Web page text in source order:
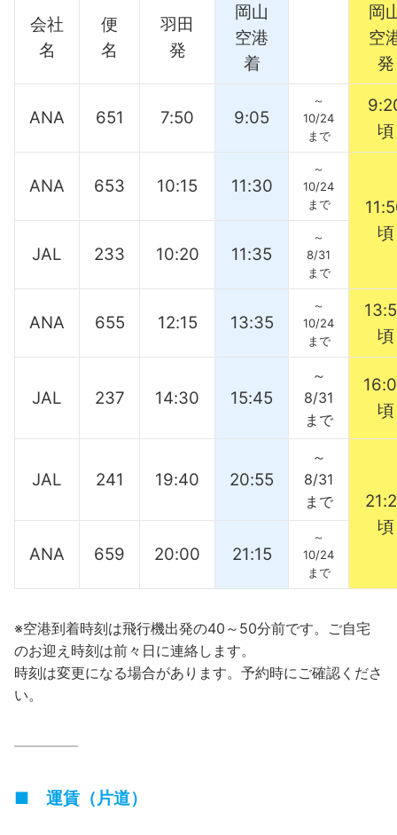
会社
名
便
名
羽田
発
岡山
空港
着
岡
空
発
ANA 651 7:50 9:05
～
10/24
まで
頃
ANA 653 10:15 11:30
～
10/24
まで
頃
JAL
233 10:20 11:35
～
8/31
まで
ANA 655 12:15 13:35
～
10/24
まで
頃
JAL 237 14:30 15:45
～
8/31
まで
頃
JAL 241 19:40 20:55
～
8/31
まで
頃
ANA
659 20:00 21:15
～
10/24
まで
※空港到着時刻は飛行機出発の40～50分前です。ご自宅
のお迎え時刻は前々日に連絡します。
時刻は変更になる場合があります。予約時にご確認くださ
い。
————–
■ 運賃（片道）